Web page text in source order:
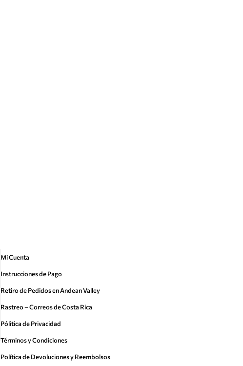
Mi Cuenta
Instrucciones de Pago
Retiro de Pedidos en Andean Valley
Rastreo – Correos de Costa Rica
Pólitica de Privacidad
Términos y Condiciones
Política de Devoluciones y Reembolsos